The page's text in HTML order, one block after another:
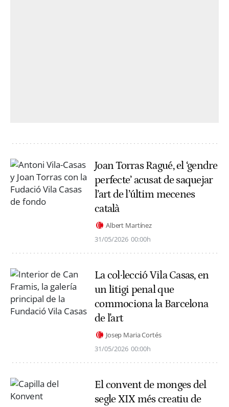
Joan Torras Ragué, el ‘gendre
perfecte’ acusat de saquejar
l’art de l’últim mecenes
català
Albert Martínez
31/05/2026 00:00h
La col·lecció Vila Casas, en
un litigi penal que
commociona la Barcelona
de l'art
Josep Maria Cortés
31/05/2026 00:00h
El convent de monges del
segle XIX més creatiu de